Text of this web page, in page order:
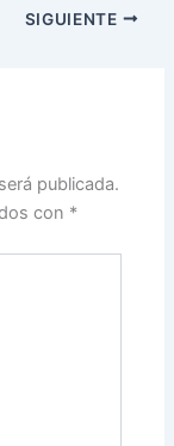
SIGUIENTE
publicada.
con *